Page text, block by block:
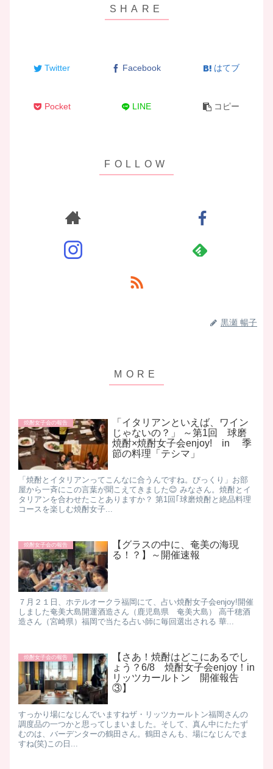
Twitter Facebook はてブ
Pocket LINE コピー
黒瀬 暢子
焼酎女子会の報告
「イタリアンといえば、ワイン
じゃないの？」 ～第1回 球磨
焼酎×焼酎女子会enjoy! in 季
節の料理「テシマ」
「焼酎とイタリアンってこんなに合うんですね。びっくり」お部
屋から一斉にこの言葉が聞こえてきました😊 みなさん。焼酎とイ
タリアンを合わせたことありますか？ 第1回｢球磨焼酎と絶品料理
コースを楽しむ焼酎女子...
焼酎女子会の報告
【グラスの中に、奄美の海現
る！？】～開催速報
​ ７月２１日、ホテルオークラ福岡にて、占い焼酎女子会enjoy!開催
しました ​ 奄美大島開運酒造さん（鹿児島県 奄美大島） 高千穂酒
造さん（宮崎県） ​ 福岡で当たる占い師に毎回選出される 華...
焼酎女子会の報告
【さあ！焼酎はどこにあるでし
ょう？6/8 焼酎女子会enjoy！in
リッツカールトン 開催報告
③】
すっかり場になじんでいますね ​ザ・リッツカールトン福岡さんの
調度品の一つかと思ってしまいました。 ​そして、真ん中にたたず
むのは、バーデンターの鶴田さん。 ​鶴田さんも、場になじんでま
すね(笑) ​この日...